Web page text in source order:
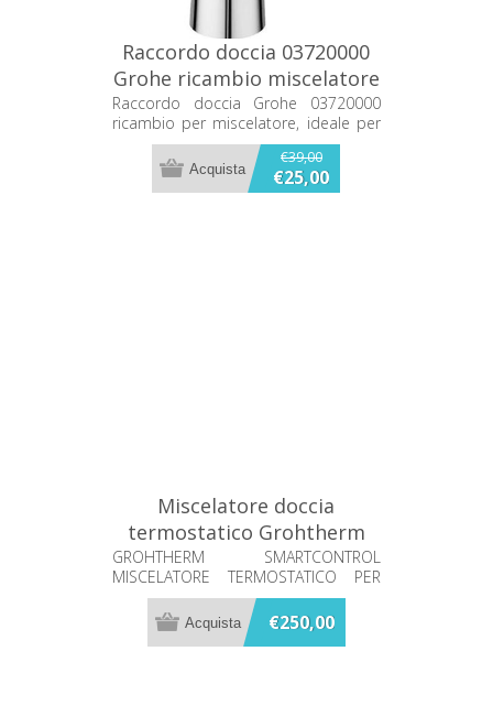
Raccordo doccia 03720000
Grohe ricambio miscelatore
Raccordo doccia Grohe 03720000
ricambio per miscelatore, ideale per
sostituzione compatibile con impianti
doccia.
€39,00
€25,00
Miscelatore doccia
termostatico Grohtherm
Smartcontrol Grohe
34719000
GROHTHERM SMARTCONTROL
MISCELATORE TERMOSTATICO PER
DOCCIA
€250,00